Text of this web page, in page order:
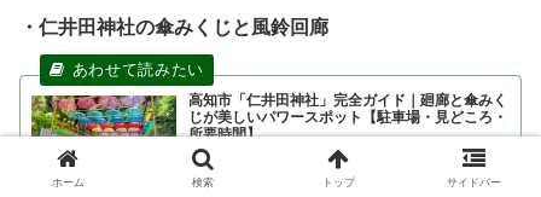
・仁井田神社の傘みくじと風鈴回廊
高知市「仁井田神社」完全ガイド｜廻廊と傘みく
じが美しいパワースポット【駐車場・見どころ・
所要時間】
高知市の仁井田神社を徹底ガイド。廻廊・傘みくじ・御朱
印・駐車場・アクセス・所要時間・歴史・ご利益まで詳し
く解説。初めて訪れる人でも安心の観光ガイド記事です。
ホーム 検索 トップ サイドバー